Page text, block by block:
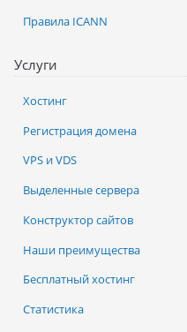
Услуги
Хостинг
Регистрация домена
VPS и VDS
Выделенные сервера
Конструктор сайтов
Наши преимущества
Бесплатный хостинг
Статистика
Правила ICANN